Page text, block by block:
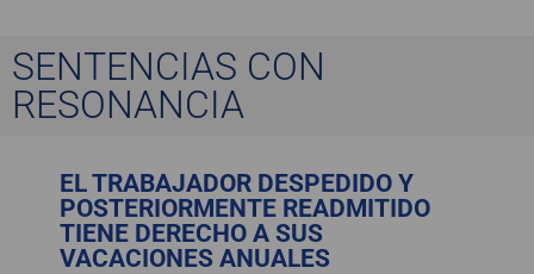
SENTENCIAS CON
RESONANCIA
EL TRABAJADOR DESPEDIDO Y
POSTERIORMENTE READMITIDO
TIENE DERECHO A SUS
VACACIONES ANUALES